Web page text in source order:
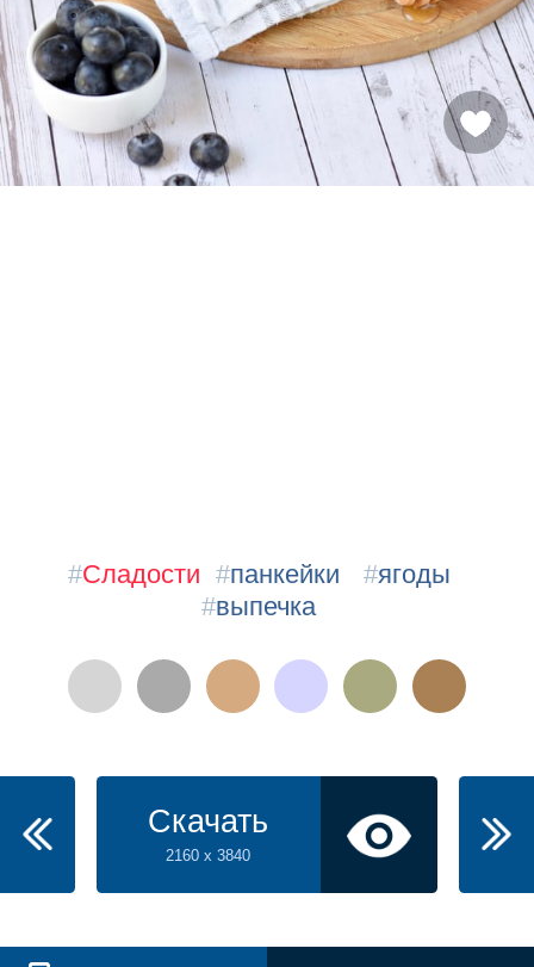
#Сладости #панкейки #ягоды
#выпечка
Скачать
2160 x 3840